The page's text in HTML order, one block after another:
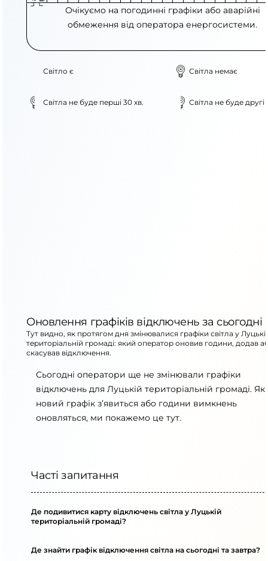
Очікуємо на погодинні графіки або аварійні
обмеження від оператора енергосистеми.
Світло є Світла немає
Світла не буде перші 30 хв. Світла не буде другі
Оновлення графіків відключень за сьогодні
Тут видно, як протягом дня змінювалися графіки світла у
територіальній громаді: який оператор оновив години, додав
скасував відключення.
Сьогодні оператори ще не змінювали графіки
відключень для Луцькій територіальній громаді.
новий графік з’явиться або години вимкнень
оновляться, ми покажемо це тут.
Часті запитання
Де подивитися карту відключень світла у Луцькій
територіальній громаді?
Де знайти графік відключення світла на сьогодні та завтра?